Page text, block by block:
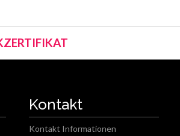
Kontakt
Kontakt Informationen